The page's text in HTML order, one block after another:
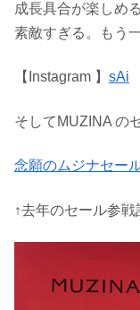
成長具合が楽しめ
素敵すぎる。もう
【Instagram 】 sAi
そしてMUZINA の
念願のムジナセー
↑去年のセール参戦